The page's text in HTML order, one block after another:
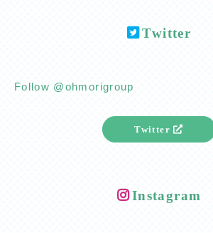
Twitter
Follow @ohmorigroup
Twitter
Instagram